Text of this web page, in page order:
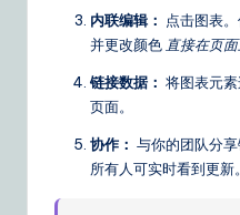
内联编辑： 点击图表
并更改颜色 直接在页
链接数据： 将图表元
页面。
协作： 与你的团队分
所有人可实时看到更新。